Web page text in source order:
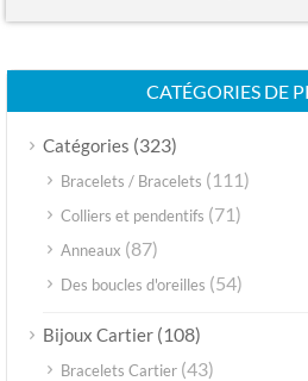
CATÉGORIES DE
Catégories (323)
Bracelets / Bracelets (111)
Colliers et pendentifs (71)
Anneaux (87)
Des boucles d'oreilles (54)
Bijoux Cartier (108)
Bracelets Cartier (43)